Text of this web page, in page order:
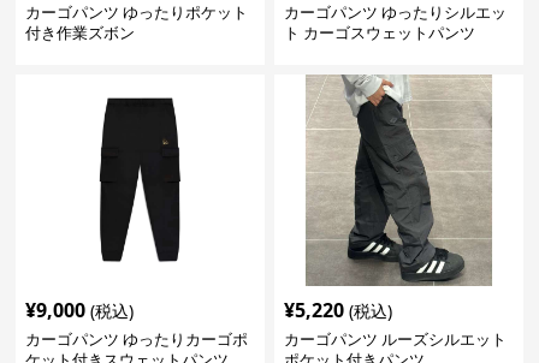
カーゴパンツ ゆったりポケット
付き作業ズボン
カーゴパンツ ゆったりシルエッ
ト カーゴスウェットパンツ
¥9,000 (税込)
カーゴパンツ ゆったりカーゴポ
¥5,220 (税込)
カーゴパンツ ルーズシルエット